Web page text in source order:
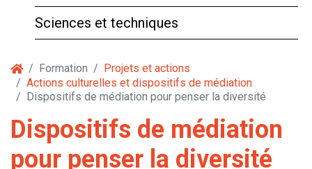
Sciences et techniques
Formation
Projets et actions
Actions culturelles et dispositifs de médiation
Dispositifs de médiation pour penser la diversité
Dispositifs de médiation
pour penser la diversité